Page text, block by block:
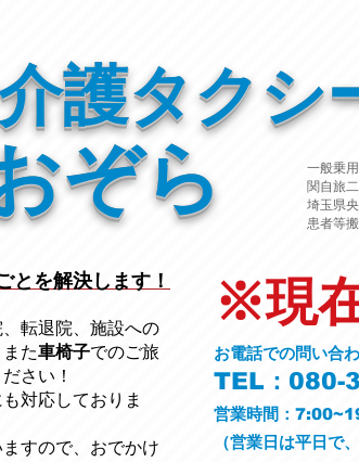
護タクシ
ぞら
一般乗
関自旅
埼玉県
患者等
とを解決します！
転退院、施設への
た車椅子でのご旅
さい ！
対応しておりま
すので、おでかけ
※現
お電話での問い合
TEL：080-
営業時間：
（営業日は平日で